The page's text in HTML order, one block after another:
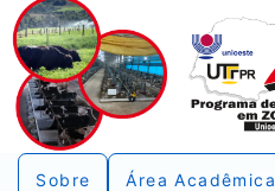
Sobre Área Acadêmica